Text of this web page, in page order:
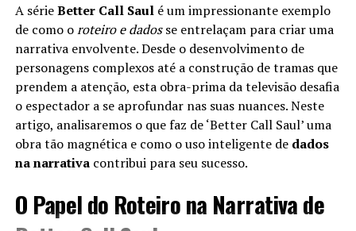
A sérieBetter Call Saulé um impressionante exemplo
de como oroteiro e dadosse entrelaçam para criar uma
narrativa envolvente. Desde o desenvolvimento de
personagens complexos até a construção de tramas que
prendem a atenção, esta obra-prima da televisão desafia
o espectador a se aprofundar nas suas nuances. Neste
artigo, analisaremos o que faz de ‘Better Call Saul’ uma
obra tão magnética e como o uso inteligente de dados
na narrativacontribui para seu sucesso.
O Papel do Roteiro na Narrativa de